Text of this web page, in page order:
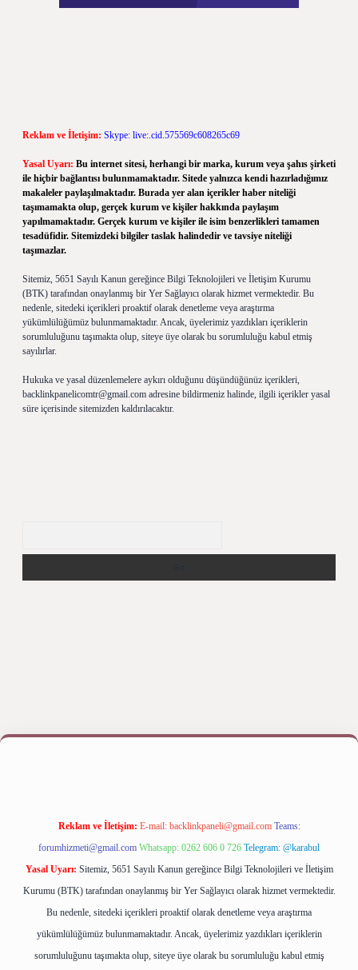
Reklam ve İletişim: Skype: live:.cid.575569c608265c69
Yasal Uyarı: Bu internet sitesi, herhangi bir marka, kurum veya şahıs şirketi
ile hiçbir bağlantısı bulunmamaktadır. Sitede yalnızca kendi hazırladığımız
makaleler paylaşılmaktadır. Burada yer alan içerikler haber niteliği
taşımamakta olup, gerçek kurum ve kişiler hakkında paylaşım
yapılmamaktadır. Gerçek kurum ve kişiler ile isim benzerlikleri tamamen
tesadüfidir. Sitemizdeki bilgiler taslak halindedir ve tavsiye niteliği
taşımazlar.
Sitemiz, 5651 Sayılı Kanun gereğince Bilgi Teknolojileri ve İletişim Kurumu
(BTK) tarafından onaylanmış bir Yer Sağlayıcı olarak hizmet vermektedir. Bu
nedenle, sitedeki içerikleri proaktif olarak denetleme veya araştırma
yükümlülüğümüz bulunmamaktadır. Ancak, üyelerimiz yazdıkları içeriklerin
sorumluluğunu taşımakta olup, siteye üye olarak bu sorumluluğu kabul etmiş
sayılırlar.
Hukuka ve yasal düzenlemelere aykırı olduğunu düşündüğünüz içerikleri,
backlinkpanelicomtr@gmail.com adresine bildirmeniz halinde, ilgili içerikler yasal
süre içerisinde sitemizden kaldırılacaktır.
yapbetexper bahis
Reklam ve İletişim: E-mail: backlinkpaneli@gmail.com Teams:
forumhizmeti@gmail.com Whatsapp: 0262 606 0 726 Telegram: @karabul
Yasal Uyarı: Sitemiz, 5651 Sayılı Kanun gereğince Bilgi Teknolojileri ve İletişim
Kurumu (BTK) tarafından onaylanmış bir Yer Sağlayıcı olarak hizmet vermektedir.
Bu nedenle, sitedeki içerikleri proaktif olarak denetleme veya araştırma
yükümlülüğümüz bulunmamaktadır. Ancak, üyelerimiz yazdıkları içeriklerin
sorumluluğunu taşımakta olup, siteye üye olarak bu sorumluluğu kabul etmiş